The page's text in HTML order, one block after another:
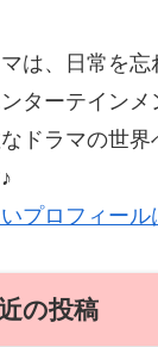
マは、日常を
ターテインメ
ドラマの世界
プロフィール
の投稿